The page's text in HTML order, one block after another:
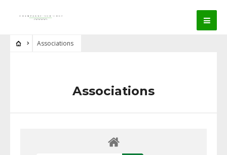
Associations
Associations